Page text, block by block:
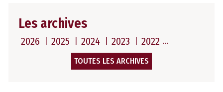
Les archives
2026 2025 2024 2023 2022
TOUTES LES ARCHIVES